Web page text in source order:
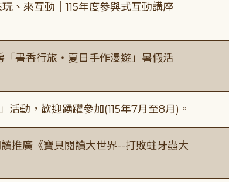
、來互動｜115年度參與式互動講座
「書香行旅・夏日手作漫遊」暑假活
活動，歡迎踴躍參加(115年7月至8月)。
讀推廣《寶貝閱讀大世界--打敗蛀牙蟲大